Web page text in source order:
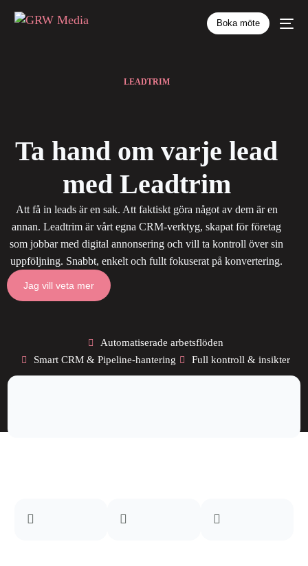
Boka möte
LEADTRIM
Ta hand om varje lead
med Leadtrim
Att få in leads är en sak. Att faktiskt göra något av dem är en
annan. Leadtrim är vårt egna CRM-verktyg, skapat för företag
som jobbar med digital annonsering och vill ta kontroll över sin
uppföljning. Snabbt, enkelt och fullt fokuserat på konvertering.
Jag vill veta mer
Automatiserade arbetsflöden
Smart CRM & Pipeline-hantering
Full kontroll & insikter